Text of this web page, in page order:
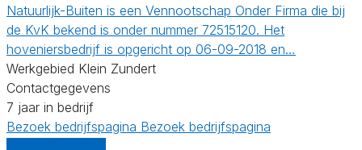
Natuurlijk-Buiten is een Vennootschap Onder Firma die bij
de KvK bekend is onder nummer 72515120. Het
hoveniersbedrijf is opgericht op 06-09-2018 en…
Werkgebied Klein Zundert
Contactgegevens
7 jaar in bedrijf
Bezoek bedrijfspagina Bezoek bedrijfspagina